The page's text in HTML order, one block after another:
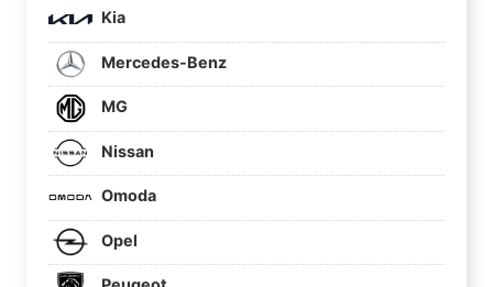
Kia
Mercedes-Benz
MG
Nissan
Omoda
Opel